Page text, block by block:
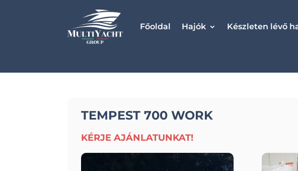
Főoldal Hajók Készleten lévő
TEMPEST 700 WORK
KÉRJE AJÁNLATUNKAT!